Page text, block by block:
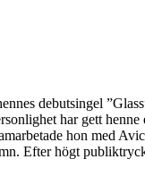
debutsingel
har gett henne
hon med
Efter högt